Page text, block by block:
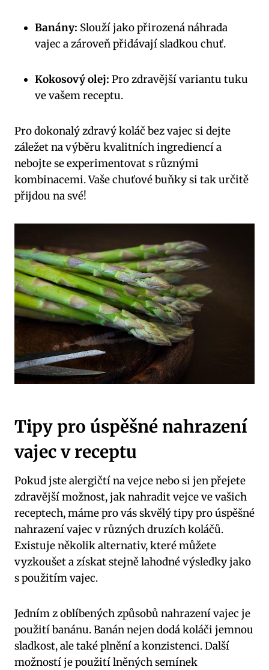
Banány: Slouží jako přirozená náhrada
vajec a zároveň přidávají sladkou chuť.
Kokosový olej: Pro zdravější variantu tuku
ve vašem receptu.
Pro dokonalý zdravý koláč bez vajec si dejte
záležet na výběru kvalitních ingrediencí a
nebojte se experimentovat s různými
kombinacemi. Vaše chuťové buňky si tak určitě
přijdou na své!
Tipy pro úspěšné nahrazení
vajec v receptu
Pokud jste alergičtí na vejce nebo si jen přejete
zdravější možnost, jak nahradit vejce ve vašich
receptech, máme pro vás skvělý tipy pro úspěšné
nahrazení vajec v různých druzích koláčů.
Existuje několik alternativ, které můžete
vyzkoušet a získat stejně lahodné výsledky jako
s použitím vajec.
Jedním z oblíbených způsobů nahrazení vajec je
použití banánu. Banán nejen dodá koláči jemnou
sladkost, ale také plnění a konzistenci. Další
možností je použití lněných semínek